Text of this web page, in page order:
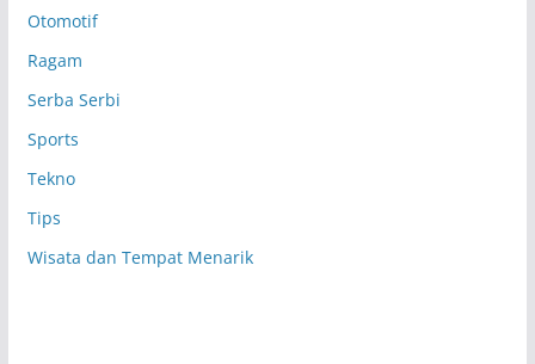
Otomotif
Ragam
Serba Serbi
Sports
Tekno
Tips
Wisata dan Tempat Menarik